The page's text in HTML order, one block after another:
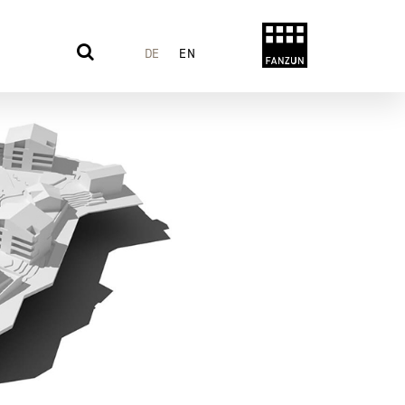
DE EN